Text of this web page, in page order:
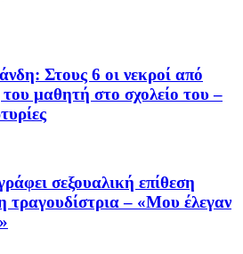
Στους 6 οι νεκροί από
μαθητή στο σχολείο του –
σεξουαλική επίθεση
τραγουδίστρια – «Μου έλεγαν